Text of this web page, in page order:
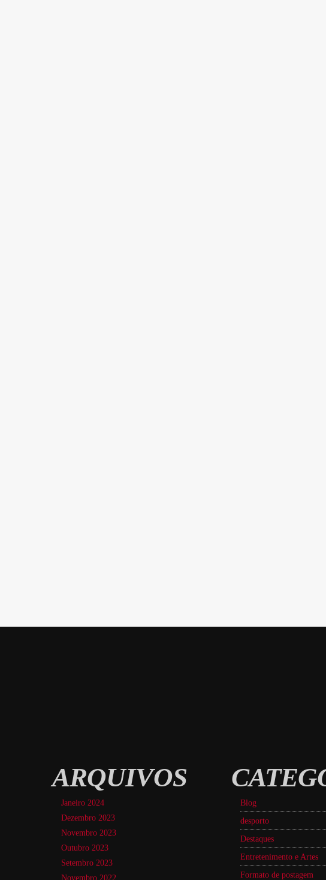
ARQUIVOS
Janeiro 2024
Dezembro 2023
Novembro 2023
Outubro 2023
Setembro 2023
Novembro 2022
Blog
desporto
Destaques
Entretenimento e Artes
Formato de postagem